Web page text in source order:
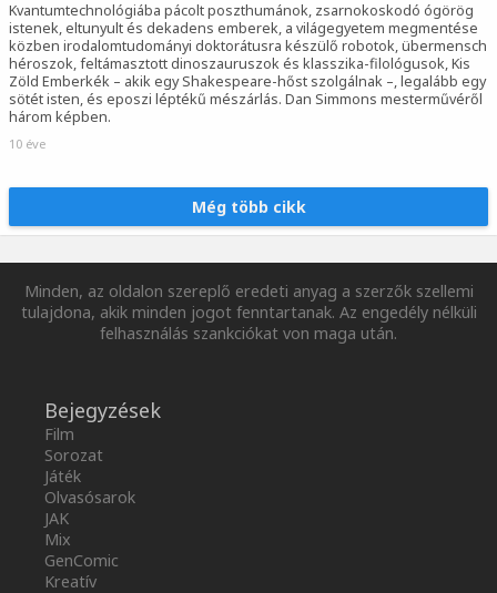
Kvantumtechnológiába pácolt poszthumánok, zsarnokoskodó ógörög
istenek, eltunyult és dekadens emberek, a világegyetem megmentése
közben irodalomtudományi doktorátusra készülő robotok, übermensch
héroszok, feltámasztott dinoszauruszok és klasszika-filológusok, Kis
Zöld Emberkék – akik egy Shakespeare-hőst szolgálnak –, legalább egy
sötét isten, és eposzi léptékű mészárlás. Dan Simmons mesterművéről
három képben.
10 éve
Még több cikk
Minden, az oldalon szereplő eredeti anyag a szerzők szellemi
tulajdona, akik minden jogot fenntartanak. Az engedély nélküli
felhasználás szankciókat von maga után.
Bejegyzések
Film
Sorozat
Játék
Olvasósarok
JAK
Mix
GenComic
Kreatív